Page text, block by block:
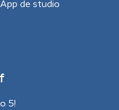
App de studio
5!